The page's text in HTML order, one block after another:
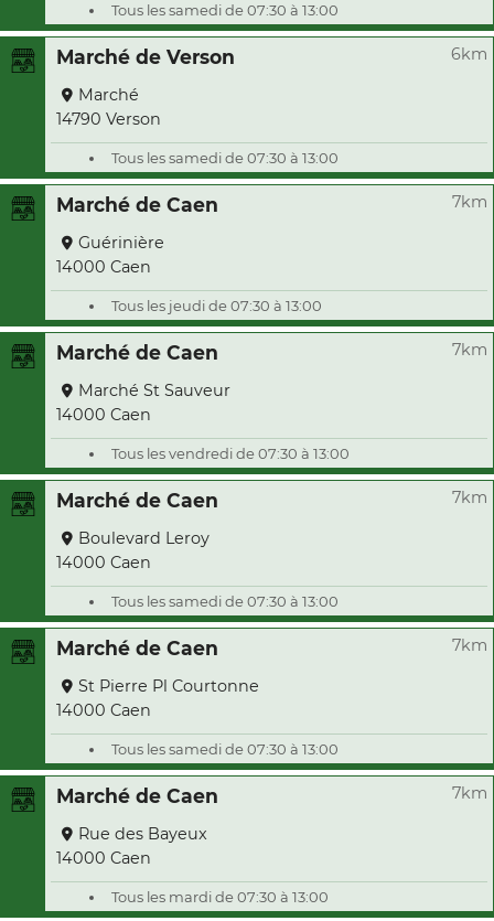
Tous les samedi de 07:30 à 13:00
Marché de Verson 6km
Marché
14790 Verson
Tous les samedi de 07:30 à 13:00
Marché de Caen 7km
Guérinière
14000 Caen
Tous les jeudi de 07:30 à 13:00
Marché de Caen 7km
Marché St Sauveur
14000 Caen
Tous les vendredi de 07:30 à 13:00
Marché de Caen 7km
Boulevard Leroy
14000 Caen
Tous les samedi de 07:30 à 13:00
Marché de Caen 7km
St Pierre Pl Courtonne
14000 Caen
Tous les samedi de 07:30 à 13:00
Marché de Caen 7km
Rue des Bayeux
14000 Caen
Tous les mardi de 07:30 à 13:00